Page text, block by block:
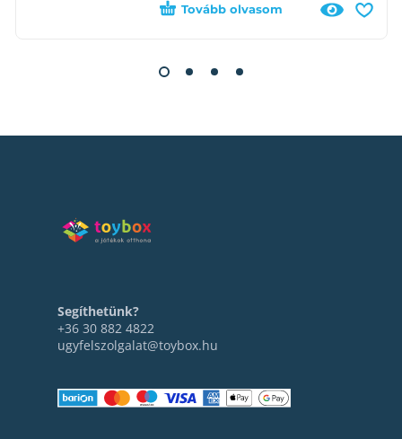
Tovább olvasom
Segíthetünk?
+36 30 882 4822
ugyfelszolgalat@toybox.hu